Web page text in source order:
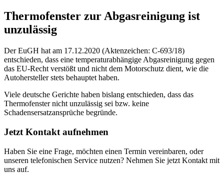
Thermofenster zur Abgasreinigung ist
unzulässig
Der EuGH hat am 17.12.2020 (Aktenzeichen: C-693/18)
entschieden, dass eine temperaturabhängige Abgasreinigung gegen
das EU-Recht verstößt und nicht dem Motorschutz dient, wie die
Autohersteller stets behauptet haben.
Viele deutsche Gerichte haben bislang entschieden, dass das
Thermofenster nicht unzulässig sei bzw. keine
Schadensersatzansprüche begründe.
Jetzt Kontakt aufnehmen
Haben Sie eine Frage, möchten einen Termin vereinbaren, oder
unseren telefonischen Service nutzen? Nehmen Sie jetzt Kontakt mit
uns auf.